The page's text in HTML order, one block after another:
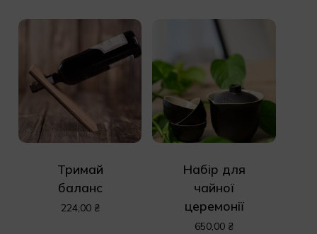
Тримай
баланс
224,00 ₴
Набір для
чайної
церемонії
650,00 ₴